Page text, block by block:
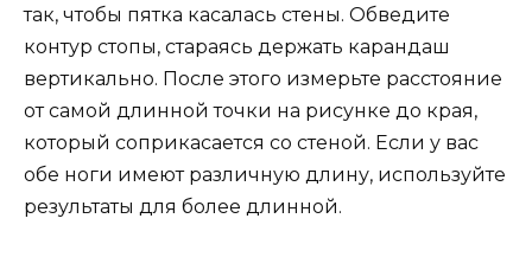
так, чтобы пятка касалась стены. Обведите
контур стопы, стараясь держать карандаш
вертикально. После этого измерьте расстояние
от самой длинной точки на рисунке до края,
который соприкасается со стеной. Если у вас
обе ноги имеют различную длину, используйте
результаты для более длинной.